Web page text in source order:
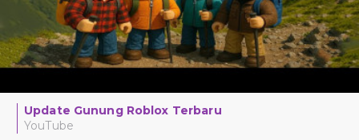
Update Gunung Roblox Terbaru
YouTube